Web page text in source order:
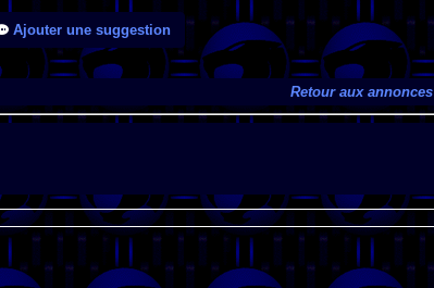
Ajouter une suggestion
Retour aux annonces